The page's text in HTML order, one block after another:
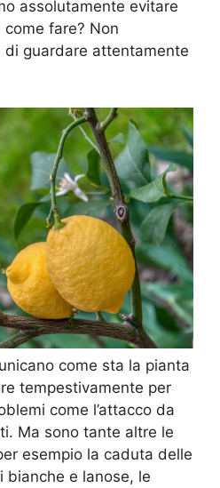
assolutamente evitare
fare? Non
di guardare attentamente
come sta la pianta
tempestivamente per
come l’attacco da
Ma sono tante altre le
esempio la caduta delle
bianche e lanose, le